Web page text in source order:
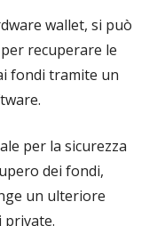
wallet, si può
recuperare le
fondi tramite un
per la sicurezza
dei fondi,
un ulteriore
private.